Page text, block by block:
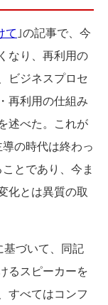
て ｣の記事で、今
なり、再利用の
ビジネスプロセ
再利用の仕組み
述べた。これが
の時代は終わっ
とであり、今ま
化とは異質の取
基づいて、同記
るスピーカーを
すべてはコンフ